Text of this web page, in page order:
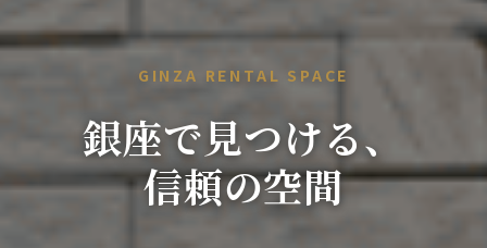
GINZA RENTAL SPACE
銀座で見つける、
信頼の空間